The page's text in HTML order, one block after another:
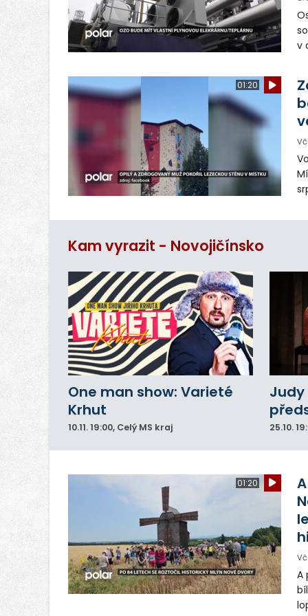
v
01:20
Kam vyrazit - Novojičínsko
One man show: Varieté
Krhut
10.11.19:00, Celý MS kraj 25.10.
01:20
A